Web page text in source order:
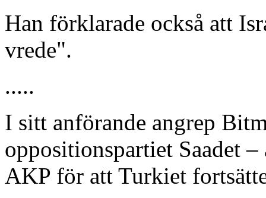
Han förklarade också att
vrede".
.....
I sitt anförande angrep
oppositionspartiet Saadet
AKP för att Turkiet